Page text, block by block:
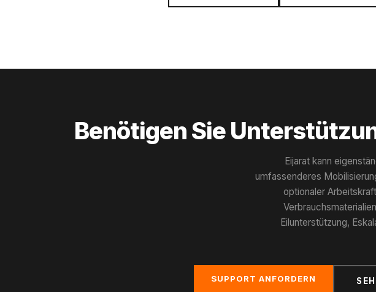
Benötigen Sie
Eijarat kann
umfassenderes
optionaler
Eilunterstützung,
SUPPORT ANFORDERN